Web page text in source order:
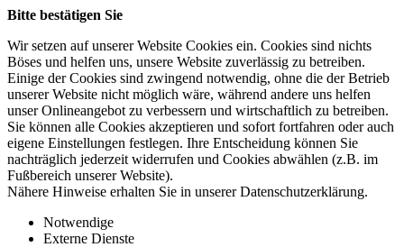
Bitte bestätigen Sie
Wir setzen auf unserer Website Cookies ein. Cookies sind nichts
Böses und helfen uns, unsere Website zuverlässig zu betreiben.
Einige der Cookies sind zwingend notwendig, ohne die der Betrieb
unserer Website nicht möglich wäre, während andere uns helfen
unser Onlineangebot zu verbessern und wirtschaftlich zu betreiben.
Sie können alle Cookies akzeptieren und sofort fortfahren oder auch
eigene Einstellungen festlegen. Ihre Entscheidung können Sie
nachträglich jederzeit widerrufen und Cookies abwählen (z.B. im
Fußbereich unserer Website).
Nähere Hinweise erhalten Sie in unserer Datenschutzerklärung.
Notwendige
Externe Dienste